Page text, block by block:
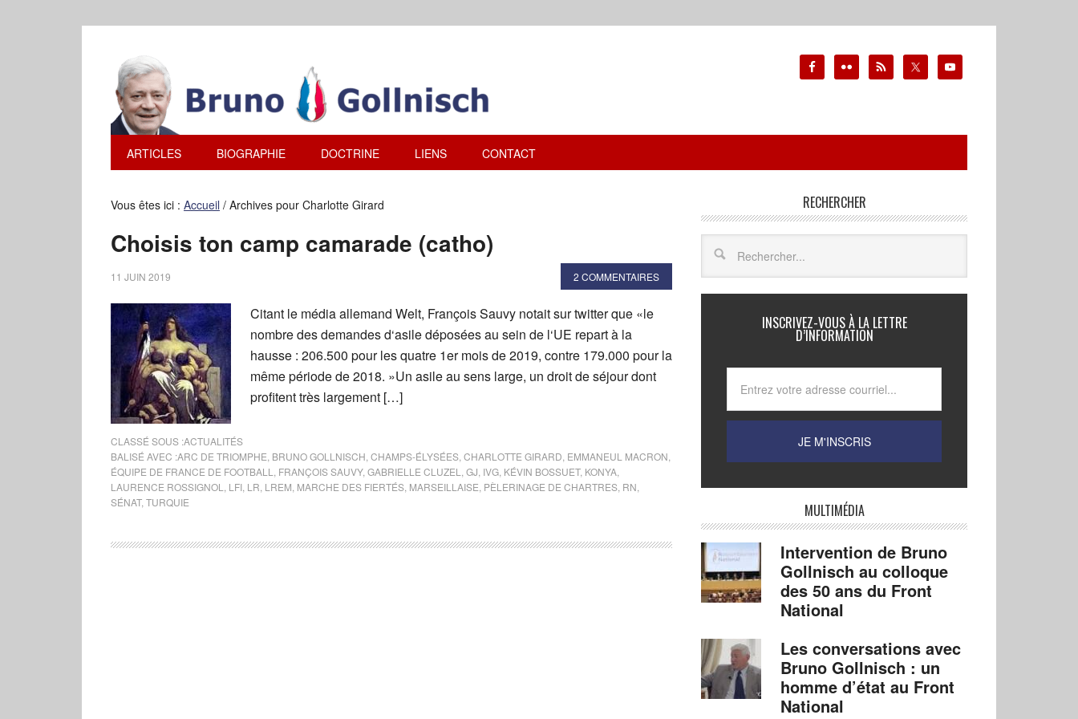
ARTICLES BIOGRAPHIE DOCTRINE LIENS CONTACT
Vous êtes ici : Accueil / Archives pour Charlotte Girard
Choisis ton camp camarade (catho)
11 JUIN 2019 2 COMMENTAIRES
Citant le média allemand Welt, François Sauvy notait sur twitter que «le
nombre des demandes d‘asile déposées au sein de l‘UE repart à la
hausse : 206.500 pour les quatre 1er mois de 2019, contre 179.000 pour la
même période de 2018. »Un asile au sens large, un droit de séjour dont
profitent très largement […]
CLASSÉ SOUS :ACTUALITÉS
BALISÉ AVEC :ARC DE TRIOMPHE BRUNO GOLLNISCH CHAMPS-ÉLYSÉES CHARLOTTE GIRARD EMMANEUL MACRON
ÉQUIPE DE FRANCE DE FOOTBALL
FRANÇOIS SAUVY, GABRIELLE CLUZEL GJ IVG KÉVIN BOSSUET, KONYA
LAURENCE ROSSIGNOL
LFI LR LREM MARCHE DES FIERTÉS MARSEILLAISE PÈLERINAGE DE CHARTRES RN
SÉNAT, TURQUIE
RECHERCHER
INSCRIVEZ-VOUS À LA LETTRE
D’INFORMATION
MULTIMÉDIA
Intervention de Bruno
Gollnisch au colloque
des 50 ans du Front
National
Les conversations avec
Bruno Gollnisch : un
homme d’état au Front
National